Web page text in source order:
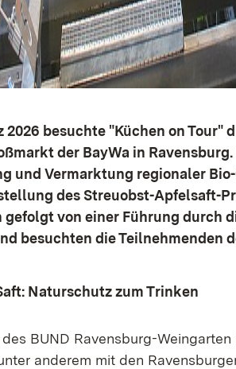
2026 besuchte "Küchen on
der BayWa in
und Vermarktung regionaler
des Streuobst-Apfelsaft-
gefolgt von einer Führung durch
besuchten die Teilnehmenden
Naturschutz zum Trinken
BUND Ravensburg-
anderem mit den